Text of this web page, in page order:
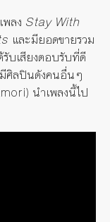
ลง Stay With
และมียอดขายรวม
บเสียงตอบรับที่ดี
ศิลปินดังคนอื่นๆ
นำเพลงนี้ไป